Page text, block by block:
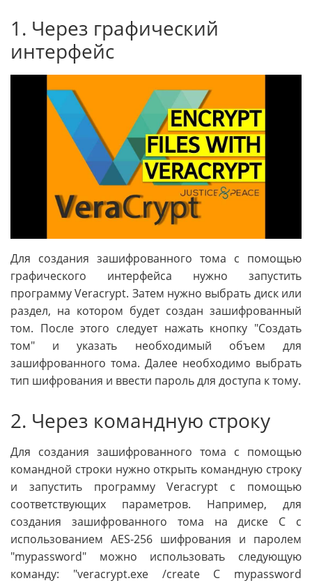
1. Через графический
интерфейс
Для создания зашифрованного тома с помощью
графического интерфейса нужно запустить
программу Veracrypt. Затем нужно выбрать диск или
раздел, на котором будет создан зашифрованный
том. После этого следует нажать кнопку "Создать
том" и указать необходимый объем для
зашифрованного тома. Далее необходимо выбрать
тип шифрования и ввести пароль для доступа к тому.
2. Через командную строку
Для создания зашифрованного тома с помощью
командной строки нужно открыть командную строку
и запустить программу Veracrypt с помощью
соответствующих параметров. Например, для
создания зашифрованного тома на диске C с
использованием AES-256 шифрования и паролем
"mypassword" можно использовать следующую
команду: "veracrypt.exe /create C mypassword